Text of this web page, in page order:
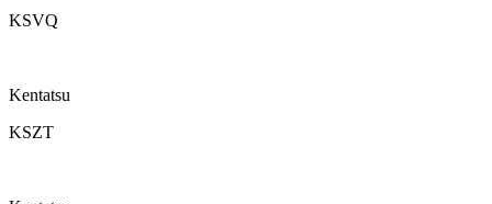
KSVQ
Kentatsu
KSZT